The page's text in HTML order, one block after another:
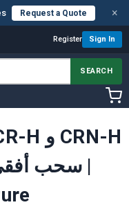
Request a Quote ×
Register Sign In
SEARCH